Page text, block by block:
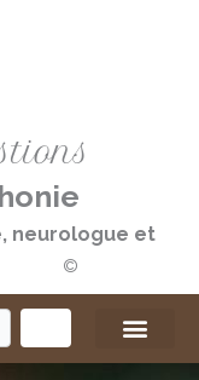
neurologue et
©️